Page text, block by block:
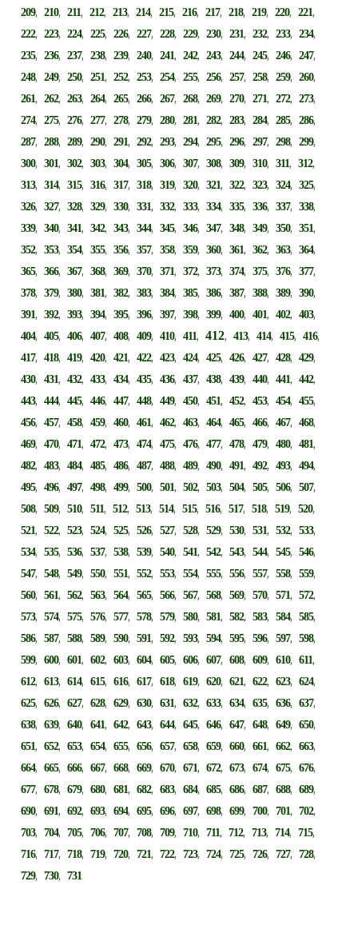
209,210,211,212,213,214,215,216,217,218,219,220,221,
222,223,224,225,226,227,228,229,230,231,232,233,234,
235,236,237,238,239,240,241,242,243,244,245,246,247,
248,249,250,251,252,253,254,255,256,257,258,259,260,
261,262,263,264,265,266,267,268,269,270,271,272,273,
274,275,276,277,278,279,280,281,282,283,284,285,286,
287,288,289,290,291,292,293,294,295,296,297,298,299,
300,301,302,303,304,305,306,307,308,309,310,311,312,
313,314,315,316,317,318,319,320,321,322,323,324,325,
326,327,328,329,330,331,332,333,334,335,336,337,338,
339,340,341,342,343,344,345,346,347,348,349,350,351,
352,353,354,355,356,357,358,359,360,361,362,363,364,
365,366,367,368,369,370,371,372,373,374,375,376,377,
378,379,380,381,382,383,384,385,386,387,388,389,390,
391,392,393,394,395,396,397,398,399,400,401,402,403,
404,405,406,407,408,409,410,411,412,413,414,415,416,
417,418,419,420,421,422,423,424,425,426,427,428,429,
430,431,432,433,434,435,436,437,438,439,440,441,442,
443,444,445,446,447,448,449,450,451,452,453,454,455,
456,457,458,459,460,461,462,463,464,465,466,467,468,
469,470,471,472,473,474,475,476,477,478,479,480,481,
482,483,484,485,486,487,488,489,490,491,492,493,494,
495,496,497,498,499,500,501,502,503,504,505,506,507,
508,509,510,511,512,513,514,515,516,517,518,519,520,
521,522,523,524,525,526,527,528,529,530,531,532,533,
534,535,536,537,538,539,540,541,542,543,544,545,546,
547,548,549,550,551,552,553,554,555,556,557,558,559,
560,561,562,563,564,565,566,567,568,569,570,571,572,
573,574,575,576,577,578,579,580,581,582,583,584,585,
586,587,588,589,590,591,592,593,594,595,596,597,598,
599,600,601,602,603,604,605,606,607,608,609,610,611,
612,613,614,615,616,617,618,619,620,621,622,623,624,
625,626,627,628,629,630,631,632,633,634,635,636,637,
638,639,640,641,642,643,644,645,646,647,648,649,650,
651,652,653,654,655,656,657,658,659,660,661,662,663,
664,665,666,667,668,669,670,671,672,673,674,675,676,
677,678,679,680,681,682,683,684,685,686,687,688,689,
690,691,692,693,694,695,696,697,698,699,700,701,702,
703,704,705,706,707,708,709,710,711,712,713,714,715,
716,717,718,719,720,721,722,723,724,725,726,727,728,
729,730,731